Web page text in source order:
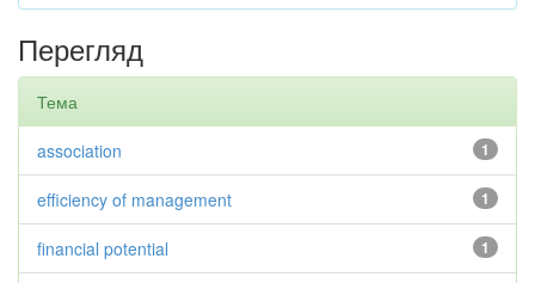
Перегляд
Тема
1
association
1
efficiency of management
1
financial potential